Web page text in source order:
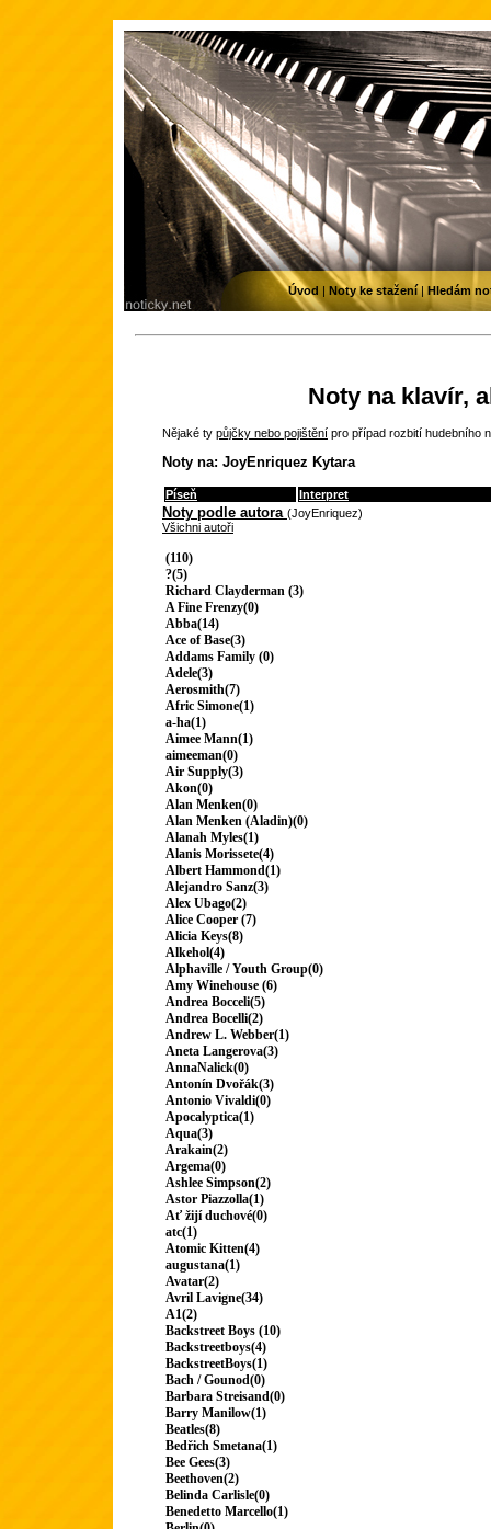
Noty na klavír,
Nějaké ty půjčky nebo pojištění pro případ rozbití hudebního
Noty na: JoyEnriquez Kytara
Píseň Interpret
Noty podle autora (JoyEnriquez)
Všichni autoři
(110)
?(5)
Richard Clayderman (3)
A Fine Frenzy(0)
Abba(14)
Ace of Base(3)
Addams Family (0)
Adele(3)
Aerosmith(7)
Afric Simone(1)
a-ha(1)
Aimee Mann(1)
aimeeman(0)
Air Supply(3)
Akon(0)
Alan Menken(0)
Alan Menken (Aladin)(0)
Alanah Myles(1)
Alanis Morissete(4)
Albert Hammond(1)
Alejandro Sanz(3)
Alex Ubago(2)
Alice Cooper (7)
Alicia Keys(8)
Alkehol(4)
Alphaville / Youth Group(0)
Amy Winehouse (6)
Andrea Bocceli(5)
Andrea Bocelli(2)
Andrew L. Webber(1)
Aneta Langerova(3)
AnnaNalick(0)
Antonín Dvořák(3)
Antonio Vivaldi(0)
Apocalyptica(1)
Aqua(3)
Arakain(2)
Argema(0)
Ashlee Simpson(2)
Astor Piazzolla(1)
Ať žijí duchové(0)
atc(1)
Atomic Kitten(4)
augustana(1)
Avatar(2)
Avril Lavigne(34)
A1(2)
Backstreet Boys (10)
Backstreetboys(4)
BackstreetBoys(1)
Bach / Gounod(0)
Barbara Streisand(0)
Barry Manilow(1)
Beatles(8)
Bedřich Smetana(1)
Bee Gees(3)
Beethoven(2)
Belinda Carlisle(0)
Benedetto Marcello(1)
Úvod | Noty ke stažení| Hledám